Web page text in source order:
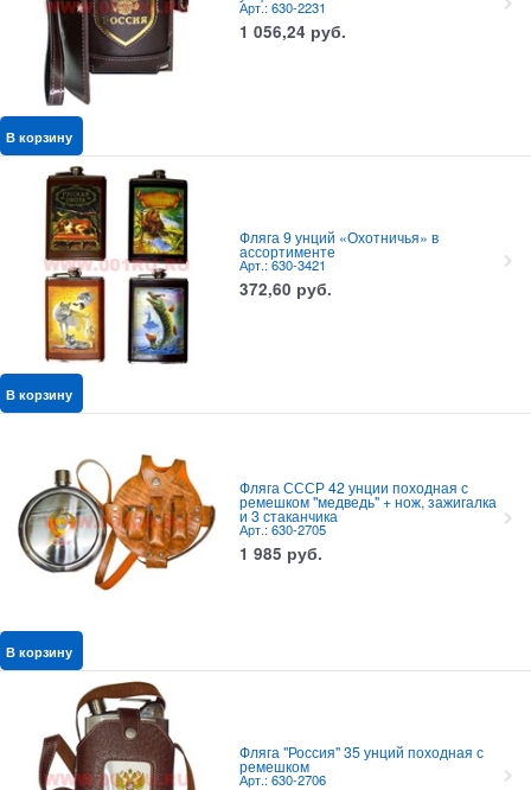
Арт.: 630-2231
1 056,24 руб.
В корзину
Фляга 9 унций «Охотничья» в
ассортименте
Арт.: 630-3421
372,60 руб.
В корзину
Фляга СССР 42 унции походная с
ремешком "медведь" + нож, зажигалка
и 3 стаканчика
Арт.: 630-2705
1 985 руб.
В корзину
Фляга "Россия" 35 унций походная с
ремешком
Арт.: 630-2706